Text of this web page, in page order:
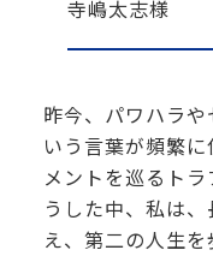
寺嶋太志様
昨今、パワハラ
いう言葉が頻繁
メントを巡るト
うした中、私は
え、第二の人生